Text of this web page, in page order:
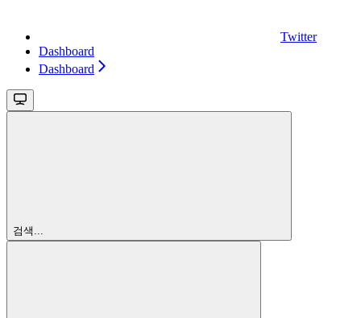
Twitter
Dashboard
Dashboard
검색...